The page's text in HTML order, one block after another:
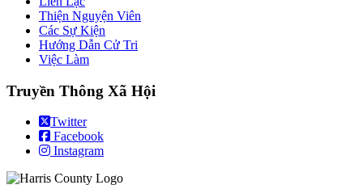
Thiện Nguyện Viên
Các Sự Kiện
Hướng Dẫn Cử Tri
Việc Làm
Truyền Thông Xã Hội
Twitter
Facebook
Instagram